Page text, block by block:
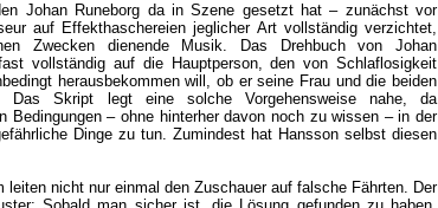
Johan Runeborg da in Szene gesetzt hat – zunächst vor
auf Effekthaschereien jeglicher Art vollständig verzichtet,
Zwecken dienende Musik. Das Drehbuch von Johan
vollständig auf die Hauptperson, den von Schlaflosigkeit
herausbekommen will, ob er seine Frau und die beiden
Das Skript legt eine solche Vorgehensweise nahe, da
Bedingungen – ohne hinterher davon noch zu wissen – in der
Dinge zu tun. Zumindest hat Hansson selbst diesen
leiten nicht nur einmal den Zuschauer auf falsche Fährten. Der